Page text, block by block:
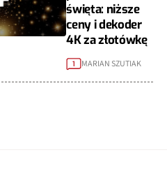
święta: niższe
ceny i dekoder
4K za złotówkę
1 MARIAN SZUTIAK